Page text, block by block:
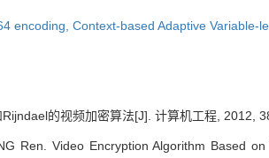
encoding, Context-based Adaptive Variable-
的视频加密算法[J]. 计算机工程, 2012,
Ren. Video Encryption Algorithm Based